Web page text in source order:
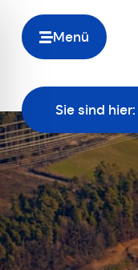
Menü
Sie sind hier: